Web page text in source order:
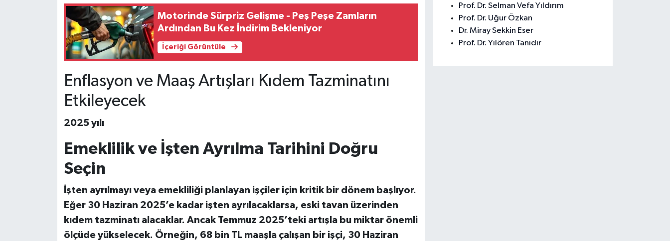
Motorinde Sürpriz Gelişme - Peş Peşe Zamların
Ardından Bu Kez İndirim Bekleniyor
İçeriği Görüntüle
Enflasyon ve Maaş Artışları Kıdem Tazminatını
Etkileyecek
2025 yılı
Emeklilik ve İşten Ayrılma Tarihini Doğru
Seçin
İşten ayrılmayıveya emekliliğiplanlayan işçiler için kritik bir dönem başlıyor.
Eğer 30 Haziran 2025’e kadar işten ayrılacaklarsa, eski tavan üzerinden
kıdem tazminatı alacaklar. Ancak Temmuz 2025’teki artışla bu miktar önemli
ölçüde yükselecek. Örneğin, 68 bin TL maaşla çalışan bir işçi, 30 Haziran
Prof. Dr. Selman Vefa Yıldırım
Prof. Dr. Uğur Özkan
Dr. Miray Sekkin Eser
Prof. Dr. Yılören Tanıdır